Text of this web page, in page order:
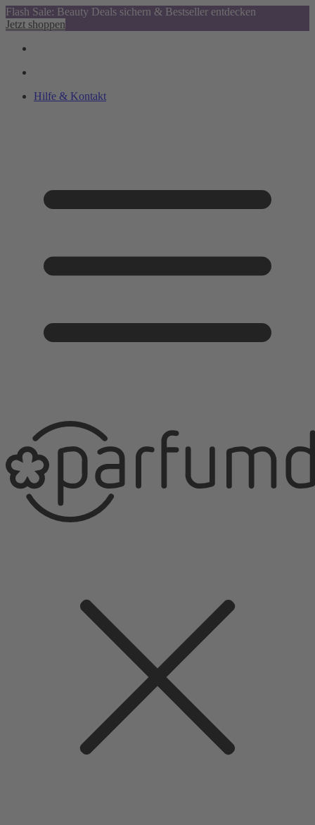
Flash Sale: Beauty Deals sichern & Bestseller entdecken
Jetzt shoppen
Hilfe & Kontakt